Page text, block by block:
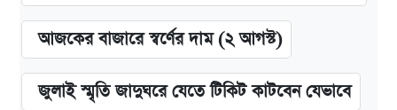
আজকের বাজারে স্বর্ণের দাম (২ আগস্ট)
জুলাই স্মৃতি জাদুঘরে যেতে টিকিট কাটবেন যেভাবে